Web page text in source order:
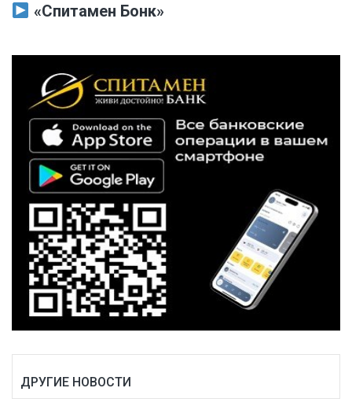
«Спитамен Бонк»
ДРУГИЕ НОВОСТИ